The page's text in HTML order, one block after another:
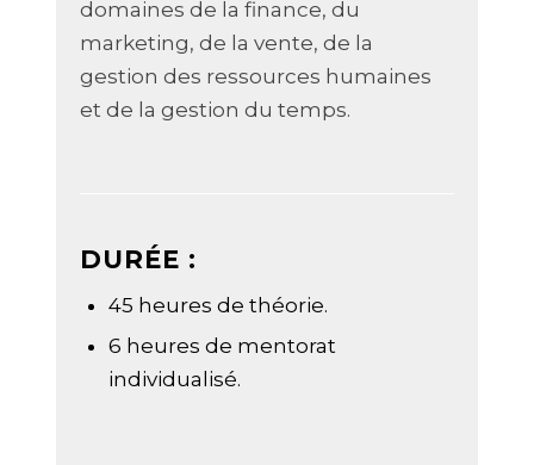
domaines de la finance, du
marketing, de la vente, de la
gestion des ressources humaines
et de la gestion du temps.
DURÉE :
45 heures de théorie.
6 heures de mentorat
individualisé.